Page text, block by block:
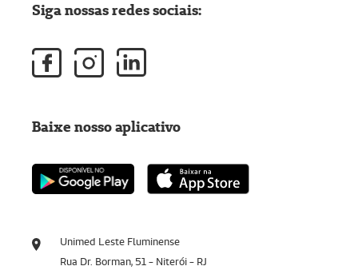
Unimed Leste Fluminense
Rua Dr. Borman, 51 - Niterói - RJ
Siga nossas redes sociais:
Baixe nosso aplicativo